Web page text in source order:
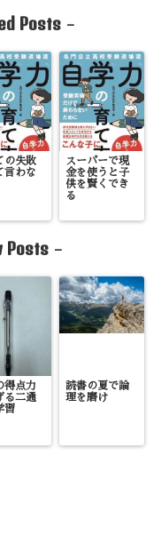
Posts-
の失敗
言わな
スーパーで現
金を使うと子
供を賢くでき
る
Posts -
得点力
る二通
習
読書の夏で論
理を磨け